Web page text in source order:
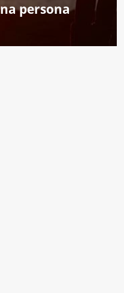
persona